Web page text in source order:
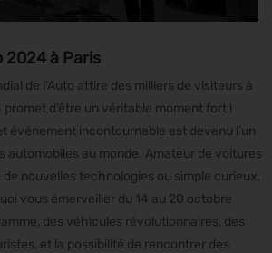
2024 à Paris
de l’Auto attire des milliers de visiteurs à
promet d’être un véritable moment fort !
événement incontournable est devenu l’un
automobiles au monde. Amateur de voitures
de nouvelles technologies ou simple curieux,
vous émerveiller du 14 au 20 octobre
des véhicules révolutionnaires, des
et la possibilité de rencontrer des